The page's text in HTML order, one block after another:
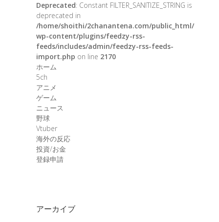
Deprecated: Constant FILTER_SANITIZE_STRING is
deprecated in
/home/shoithi/2chanantena.com/public_html/
wp-content/plugins/feedzy-rss-
feeds/includes/admin/feedzy-rss-feeds-
import.php on line 2170
ホーム
5ch
アニメ
ゲーム
ニュース
野球
Vtuber
海外の反応
投資/お金
登録申請
アーカイブ